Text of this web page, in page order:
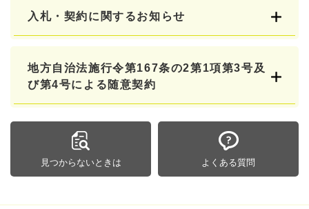
入札・契約に関するお知らせ
地方自治法施行令第167条の2第1項第3号及
び第4号による随意契約
見つからないときは よくある質問